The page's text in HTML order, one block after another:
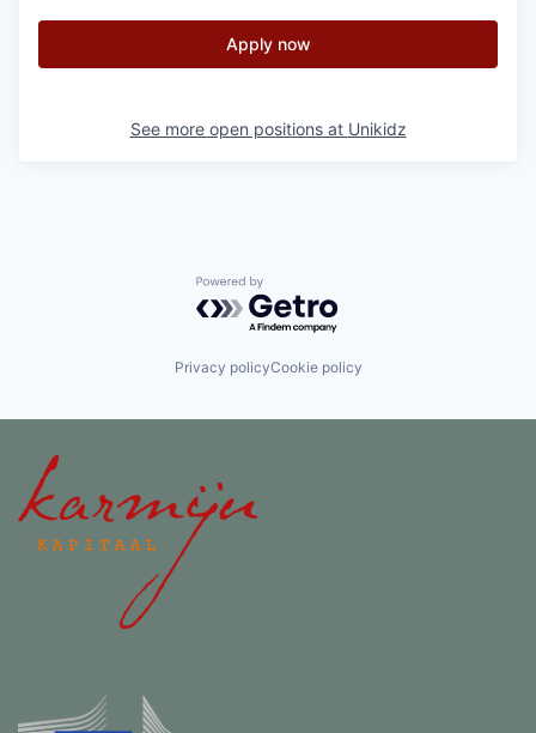
Apply now
See more open positions at Unikidz
Powered by Getro.com
Privacy policyCookie policy